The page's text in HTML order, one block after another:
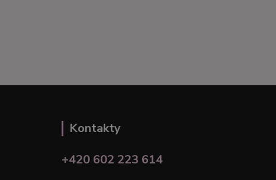
Kontakty
+420 602 223 614